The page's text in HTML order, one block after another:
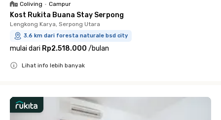
Coliving • Campur
Kost Rukita Buana Stay Serpong
Lengkong Karya, Serpong Utara
3.6 km dari foresta naturale bsd city
mulai dari Rp2.518.000 /bulan
Lihat info lebih banyak